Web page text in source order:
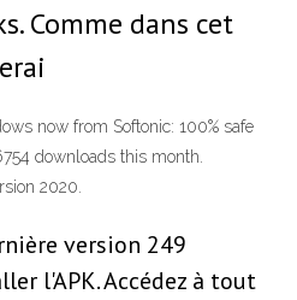
Comme dans cet
now from Softonic: 100% safe
downloads this month.
2020.
version 249
l'APK. Accédez à tout